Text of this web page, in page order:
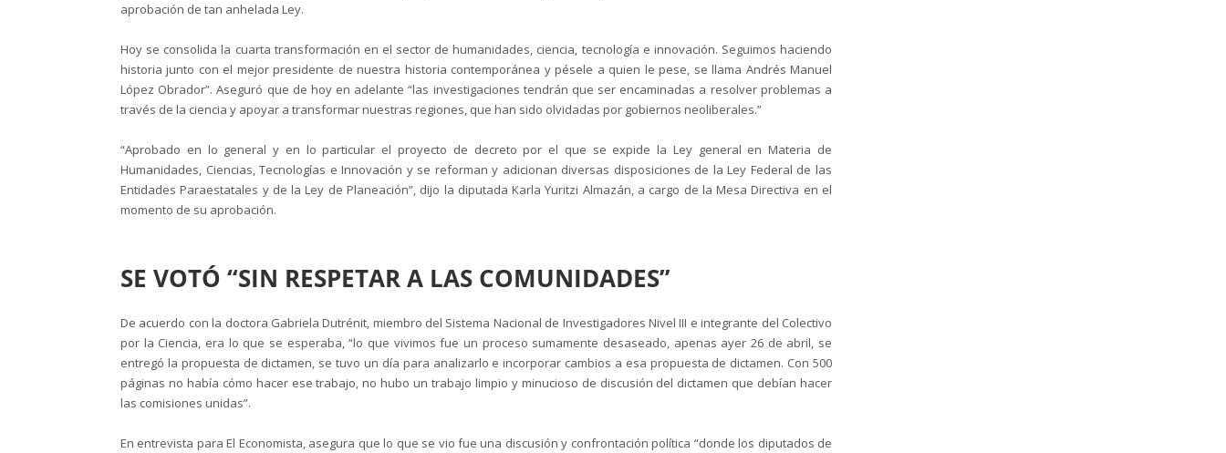
aprobación de tan anhelada Ley.
Hoy se consolida la cuarta transformación en el sector de humanidades, ciencia, tecnología e innovación. Seguimos haciendo
historia junto con el mejor presidente de nuestra historia contemporánea y pésele a quien le pese, se llama Andrés Manuel
López Obrador”. Aseguró que de hoy en adelante “las investigaciones tendrán que ser encaminadas a resolver problemas a
través de la ciencia y apoyar a transformar nuestras regiones, que han sido olvidadas por gobiernos neoliberales.”
“Aprobado en lo general y en lo particular el proyecto de decreto por el que se expide la Ley general en Materia de
Humanidades, Ciencias, Tecnologías e Innovación y se reforman y adicionan diversas disposiciones de la Ley Federal de las
Entidades Paraestatales y de la Ley de Planeación”, dijo la diputada Karla Yuritzi Almazán, a cargo de la Mesa Directiva en el
momento de su aprobación.
SE VOTÓ “SIN RESPETAR A LAS COMUNIDADES”
De acuerdo con la doctora Gabriela Dutrénit, miembro del Sistema Nacional de Investigadores Nivel III e integrante del Colectivo
por la Ciencia, era lo que se esperaba, “lo que vivimos fue un proceso sumamente desaseado, apenas ayer 26 de abril, se
entregó la propuesta de dictamen, se tuvo un día para analizarlo e incorporar cambios a esa propuesta de dictamen. Con 500
páginas no había cómo hacer ese trabajo, no hubo un trabajo limpio y minucioso de discusión del dictamen que debían hacer
las comisiones unidas”.
En entrevista para El Economista, asegura que lo que se vio fue una discusión y confrontación política “donde los diputados de